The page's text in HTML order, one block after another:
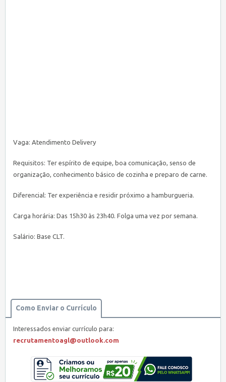
Vaga: Atendimento Delivery
Requisitos: Ter espírito de equipe, boa comunicação, senso de
organização, conhecimento básico de cozinha e preparo de carne.
Diferencial: Ter experiência e residir próximo a hamburgueria.
Carga horária: Das 15h30 às 23h40. Folga uma vez por semana.
Salário: Base CLT.
Como Enviar o Currículo
Interessados enviar currículo para:
recrutamentoagl@outlook.com